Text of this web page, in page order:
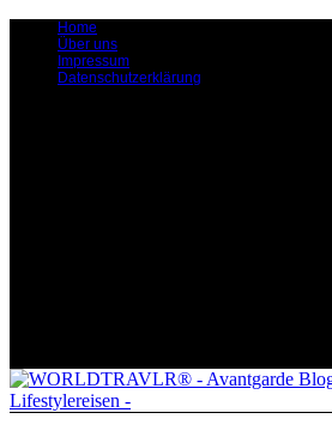
Home
Über uns
Impressum
Datenschutzerklärung